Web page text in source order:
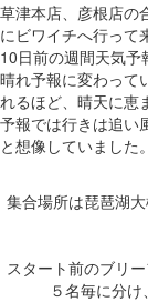
草津本店、彦根店の
にビワイチへ行って
10日前の週間天気予
晴れ予報に変わって
れるほど、晴天に恵
予報では行きは追い
と想像していました。
集合場所は琵琶湖
スタート前のブリ
５名毎に分